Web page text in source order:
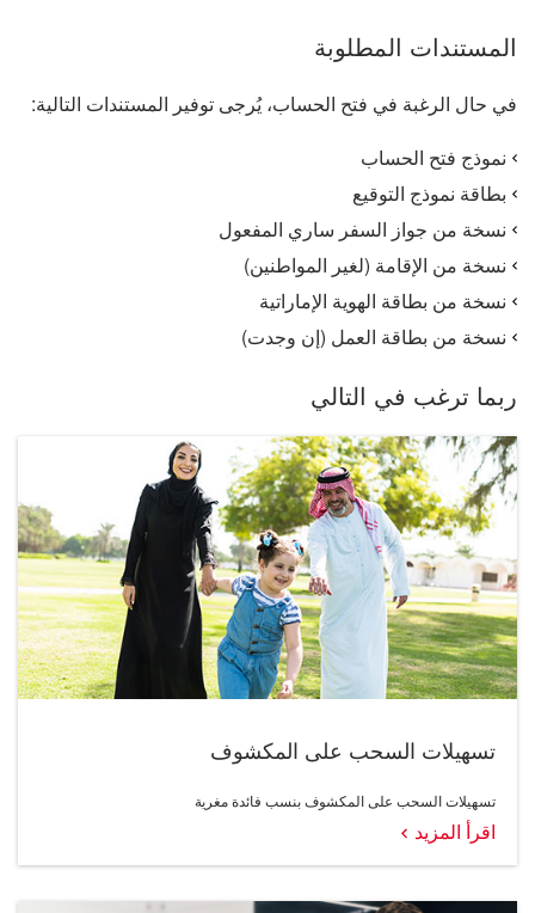
المستندات المطلوبة
في حال الرغبة في فتح الحساب، يُرجى توفير المستندات التالية:
نموذج فتح الحساب
بطاقة نموذج التوقيع
نسخة من جواز السفر ساري المفعول
نسخة من الإقامة (لغير المواطنين)
نسخة من بطاقة الهوية الإماراتية
نسخة من بطاقة العمل (إن وجدت)
ربما ترغب في التالي
تسهيلات السحب على المكشوف
تسهيلات السحب على المكشوف بنسب فائدة مغرية
اقرأ المزيد